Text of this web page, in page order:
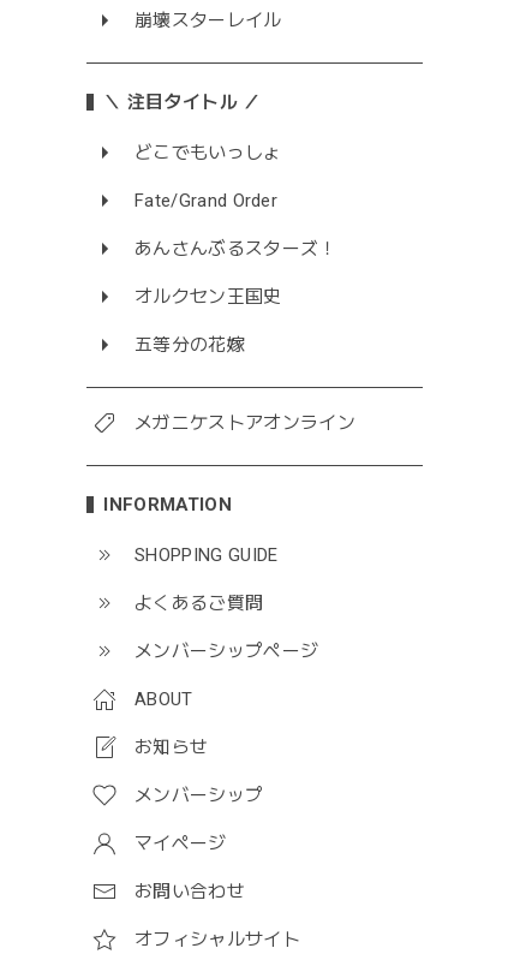
崩壊スターレイル
＼ 注目タイトル ／
どこでもいっしょ
Fate/Grand Order
あんさんぶるスターズ！
オルクセン王国史
五等分の花嫁
メガニケストアオンライン
INFORMATION
SHOPPING GUIDE
よくあるご質問
メンバーシップページ
ABOUT
お知らせ
メンバーシップ
マイページ
お問い合わせ
オフィシャルサイト